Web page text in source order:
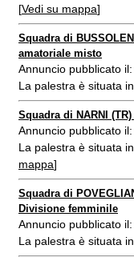
[Vedi su mappa]
Squadra di
amatoriale misto
Annuncio pubblicato
La palestra è situata
Squadra di NARNI
Annuncio pubblicato
La palestra è situata
mappa]
Squadra di
Divisione femminile
Annuncio pubblicato
La palestra è situata